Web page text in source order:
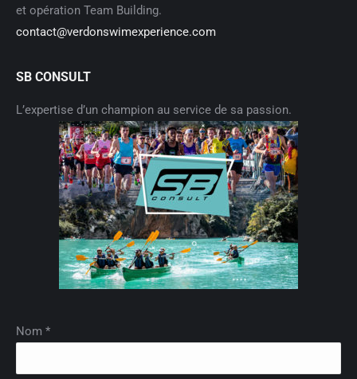
et opération Team Building.
contact@verdonswimexperience.com
SB CONSULT
L’expertise d’un champion au service de sa passion.
Nom *